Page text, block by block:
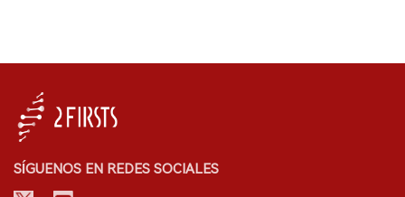
SÍGUENOS EN REDES SOCIALES